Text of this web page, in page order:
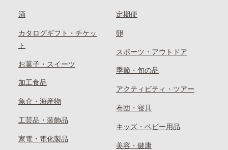
酒
カタログギフト・チケッ
ト
お菓子・スイーツ
加工食品
魚介・海産物
工芸品・装飾品
家電・電化製品
定期便
卵
スポーツ・アウトドア
季節・旬の品
アクティビティ・ツアー
布団・寝具
キッズ・ベビー用品
美容・健康